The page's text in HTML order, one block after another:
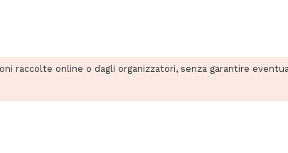
raccolte online o dagli organizzatori, senza garantire